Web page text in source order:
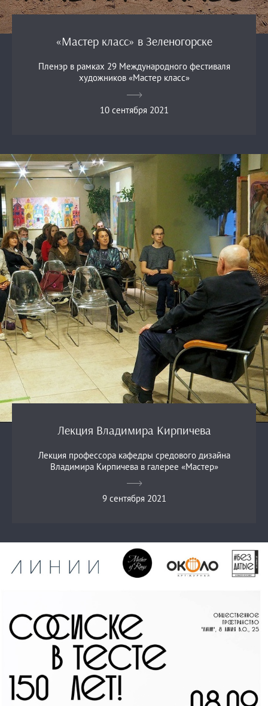
«Мастер класс» в Зеленогорске
Пленэр в рамках 29 Международного фестиваля
художников «Мастер класс»
10 сентября 2021
Лекция Владимира Кирпичева
Лекция профессора кафедры средового дизайна
Владимира Кирпичева в галерее «Мастер»
9 сентября 2021